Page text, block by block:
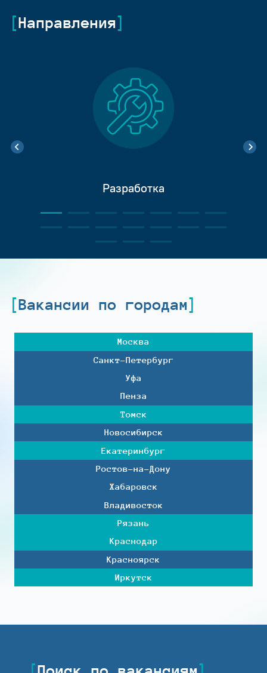
Направления
Разработка
Вакансии по городам
Москва
Санкт-Петербург
Уфа
Пенза
Томск
Новосибирск
Екатеринбург
Ростов-на-Дону
Хабаровск
Владивосток
Рязань
Краснодар
Красноярск
Иркутск